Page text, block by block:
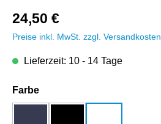
24,50 €
Preise inkl. MwSt. zzgl. Versandkosten
Lieferzeit: 10 - 14 Tage
Farbeauswählen